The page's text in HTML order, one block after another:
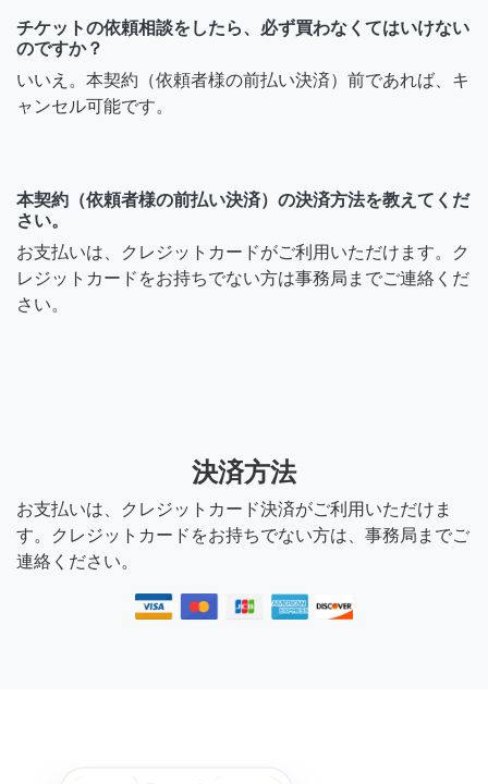
チケットの依頼相談をしたら、必ず買わなくてはいけない
のですか？
いいえ。本契約（依頼者様の前払い決済）前であれば、キ
ャンセル可能です。
本契約（依頼者様の前払い決済）の決済方法を教えてくだ
さい。
お支払いは、クレジットカードがご利用いただけます。ク
レジットカードをお持ちでない方は事務局までご連絡くだ
さい。
決済方法
お支払いは、クレジットカード決済がご利用いただけま
す。クレジットカードをお持ちでない方は、事務局までご
連絡ください。